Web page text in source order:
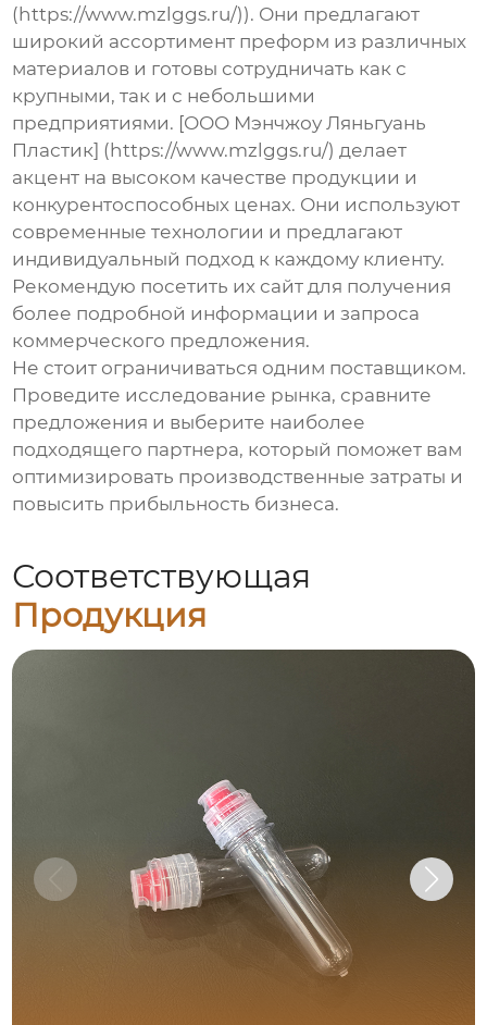
(https://www.mzlggs.ru/)). Они предлагают
широкий ассортимент преформ из различных
материалов и готовы сотрудничать как с
крупными, так и с небольшими
предприятиями. [ООО Мэнчжоу Ляньгуань
Пластик] (https://www.mzlggs.ru/) делает
акцент на высоком качестве продукции и
конкурентоспособных ценах. Они используют
современные технологии и предлагают
индивидуальный подход к каждому клиенту.
Рекомендую посетить их сайт для получения
более подробной информации и запроса
коммерческого предложения.
Не стоит ограничиваться одним поставщиком.
Проведите исследование рынка, сравните
предложения и выберите наиболее
подходящего партнера, который поможет вам
оптимизировать производственные затраты и
повысить прибыльность бизнеса.
Соответствующая
Продукция